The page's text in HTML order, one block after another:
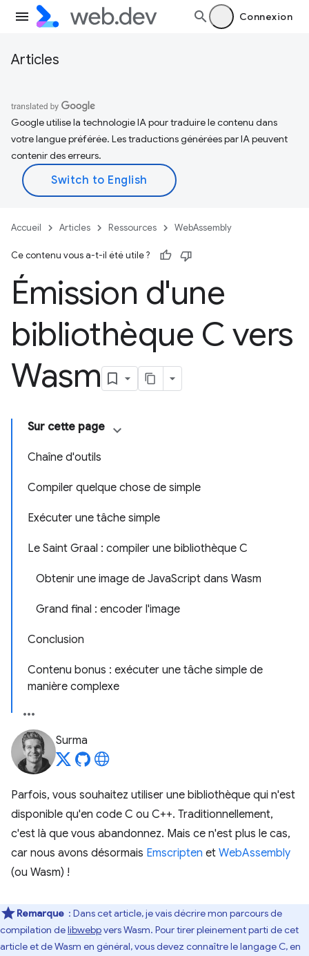
Connexion
Articles
Google utilise la technologie IA pour traduire le contenu dans
votre langue préférée. Les traductions générées par IA peuvent
contenir des erreurs.
Accueil Articles Ressources WebAssembly
Ce contenu vous a-t-il été utile ?
Émission d'une
bibliothèque C vers
Wasm
Sur cette page
Chaîne d'outils
Compiler quelque chose de simple
Exécuter une tâche simple
Le Saint Graal : compiler une bibliothèque C
Obtenir une image de JavaScript dans Wasm
Grand final : encoder l'image
Conclusion
Contenu bonus : exécuter une tâche simple de
manière complexe
Surma
Parfois, vous souhaitez utiliser une bibliothèque qui n'est
disponible qu'en code C ou C++. Traditionnellement,
c'est là que vous abandonnez. Mais ce n'est plus le cas,
car nous avons désormais Emscripten et WebAssembly
(ou Wasm) !
Remarque : Dans cet article, je vais décrire mon parcours de
compilation delibwebpvers Wasm. Pour tirer pleinement parti de cet
article et de Wasm en général, vous devez connaître le langage C, en